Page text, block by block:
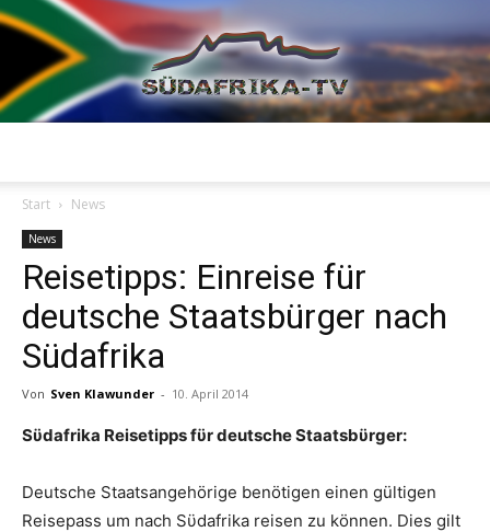
TV
Start News
News
Reisetipps: Einreise für
deutsche Staatsbürger nach
Südafrika
Von Sven Klawunder - 10. April 2014
Sϋdafrika Reisetipps fϋr deutsche Staatsbϋrger:
Deutsche Staatsangehörige benötigen einen gültigen
Reisepass um nach Sϋdafrika reisen zu können. Dies gilt